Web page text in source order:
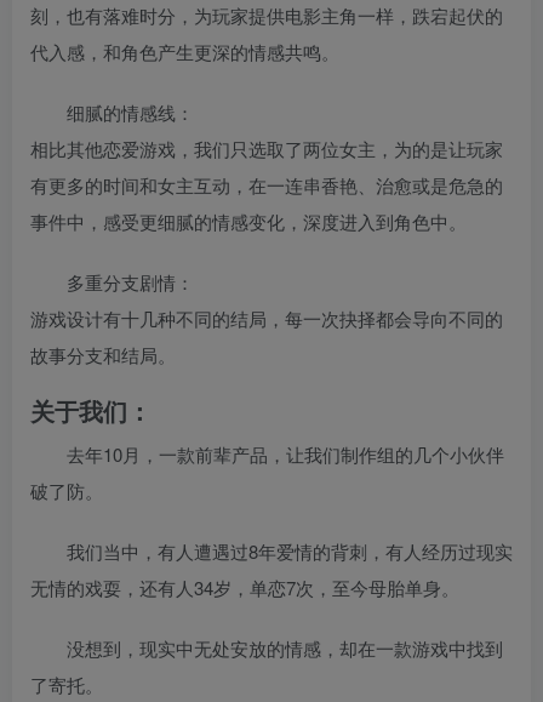
刻，也有落难时分，为玩家提供电影主角一样，跌宕起伏的
代入感，和角色产生更深的情感共鸣。
细腻的情感线：
相比其他恋爱游戏，我们只选取了两位女主，为的是让玩家
有更多的时间和女主互动，在一连串香艳、治愈或是危急的
事件中，感受更细腻的情感变化，深度进入到角色中。
多重分支剧情：
游戏设计有十几种不同的结局，每一次抉择都会导向不同的
故事分支和结局。
关于我们：
去年10月，一款前辈产品，让我们制作组的几个小伙伴
破了防。
我们当中，有人遭遇过8年爱情的背刺，有人经历过现实
无情的戏耍，还有人34岁，单恋7次，至今母胎单身。
没想到，现实中无处安放的情感，却在一款游戏中找到
了寄托。